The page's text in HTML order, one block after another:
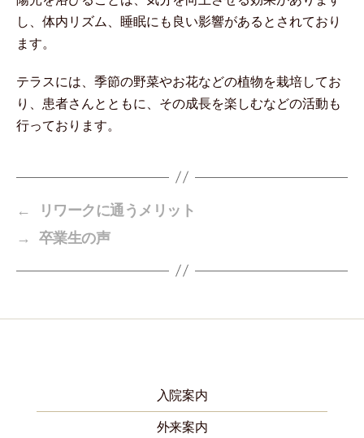
し、体内リズム、睡眠にも良い影響があるとされており
ます。
テラスには、季節の野菜やお花などの植物を栽培してお
り、患者さんとともに、その成長を楽しむなどの活動も
行っております。
←
リワークに通うメリット
→
卒業生の声
入院案内
外来案内